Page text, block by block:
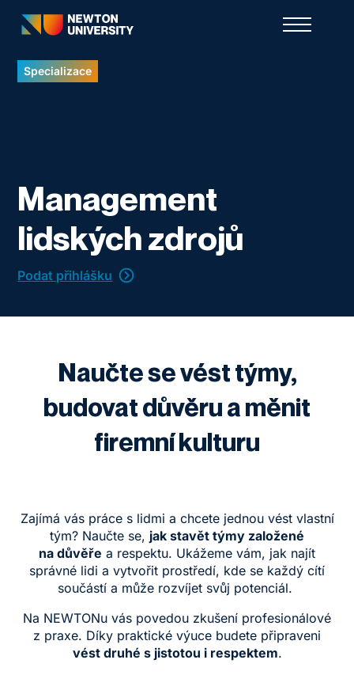
Specializace
Management
lidských zdrojů
Podat přihlášku
Naučte se vést týmy,
budovat důvěru a měnit
firemní kulturu
Zajímá vás práce s lidmi a chcete jednou vést vlastní
tým? Naučte se, jak stavět týmy založené
na důvěře a respektu. Ukážeme vám, jak najít
správné lidi a vytvořit prostředí, kde se každý cítí
součástí a může rozvíjet svůj potenciál.
Na NEWTONu vás povedou zkušení profesionálové
z praxe. Díky praktické výuce budete připraveni
vést druhé s jistotou i respektem.